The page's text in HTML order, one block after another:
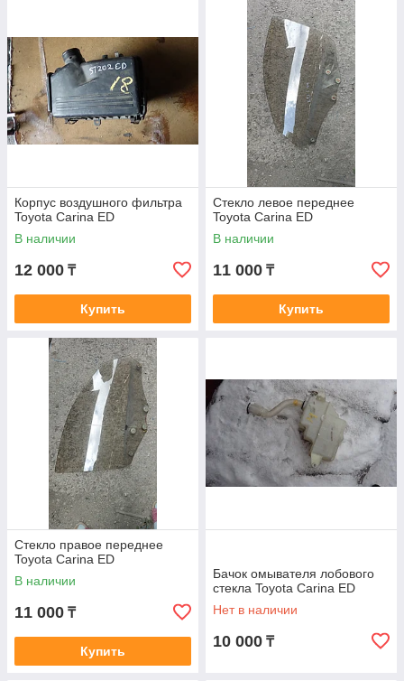
Корпус воздушного фильтра
Toyota Carina ED
В наличии
12 000 ₸
Купить
Стекло левое переднее
Toyota Carina ED
В наличии
11 000 ₸
Купить
Стекло правое переднее
Toyota Carina ED
В наличии
11 000 ₸
Купить
Бачок омывателя лобового
стекла Toyota Carina ED
Нет в наличии
10 000 ₸